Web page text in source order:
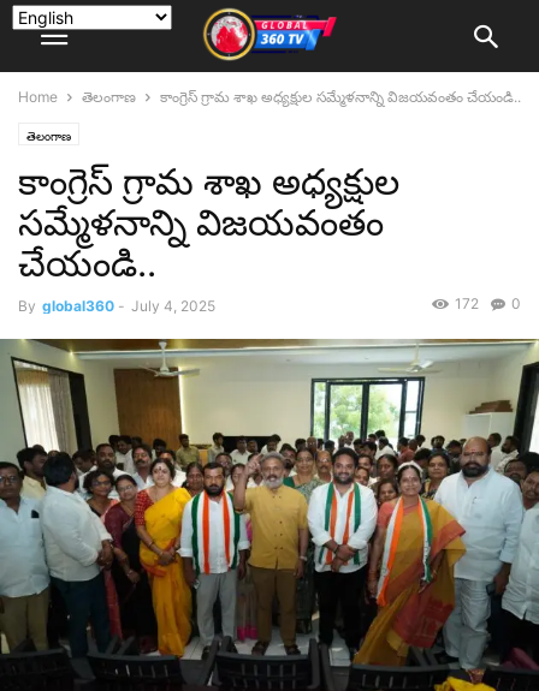
Home తెలంగాణ కాంగ్రెస్ గ్రామ శాఖ అధ్యక్షుల సమ్మేళనాన్ని విజయవంతం చేయండి..
తెలంగాణ
కాంగ్రెస్ గ్రామ శాఖ అధ్యక్షుల
సమ్మేళనాన్ని విజయవంతం
చేయండి..
By global360 - July 4, 2025 0
172